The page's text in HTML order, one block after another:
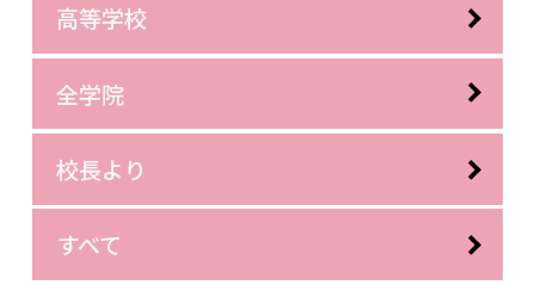
高等学校
全学院
校長より
すべて